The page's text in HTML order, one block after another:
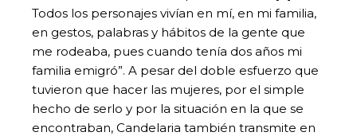
Todos los personajes vivían en mí, en mi familia,
en gestos, palabras y hábitos de la gente que
me rodeaba, pues cuando tenía dos años mi
familia emigró”. A pesar del doble esfuerzo que
tuvieron que hacer las mujeres, por el simple
hecho de serlo y por la situación en la que se
encontraban, Candelaria también transmite en